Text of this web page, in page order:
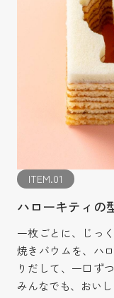
ITEM.01
ハローキティの
一枚ごとに、じっ
焼きバウムを、ハ
りだして、一口ず
みんなでも、おい